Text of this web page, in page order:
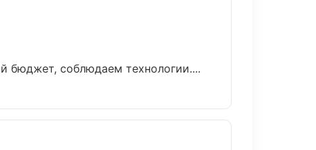
бюджет, соблюдаем технологии....